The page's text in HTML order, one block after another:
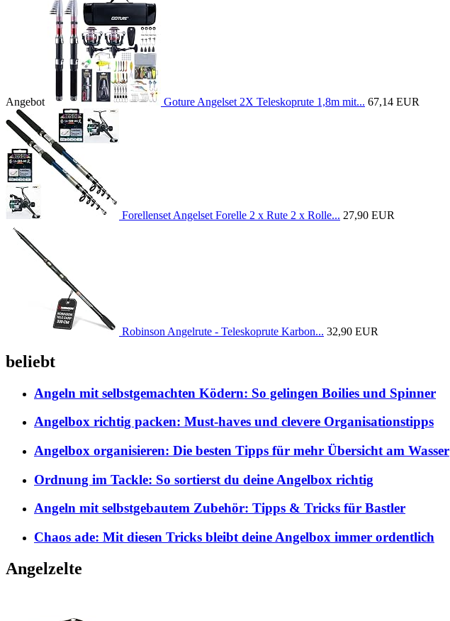
Angebot Goture Angelset 2X Teleskoprute 1,8m mit... 67,14 EUR
Forellenset Angelset Forelle 2 x Rute 2 x Rolle... 27,90 EUR
Robinson Angelrute - Teleskoprute Karbon... 32,90 EUR
beliebt
Angeln mit selbstgemachten Ködern: So gelingen Boilies und Spinner
Angelbox richtig packen: Must-haves und clevere Organisationstipps
Angelbox organisieren: Die besten Tipps für mehr Übersicht am Wasser
Ordnung im Tackle: So sortierst du deine Angelbox richtig
Angeln mit selbstgebautem Zubehör: Tipps & Tricks für Bastler
Chaos ade: Mit diesen Tricks bleibt deine Angelbox immer ordentlich
Angelzelte